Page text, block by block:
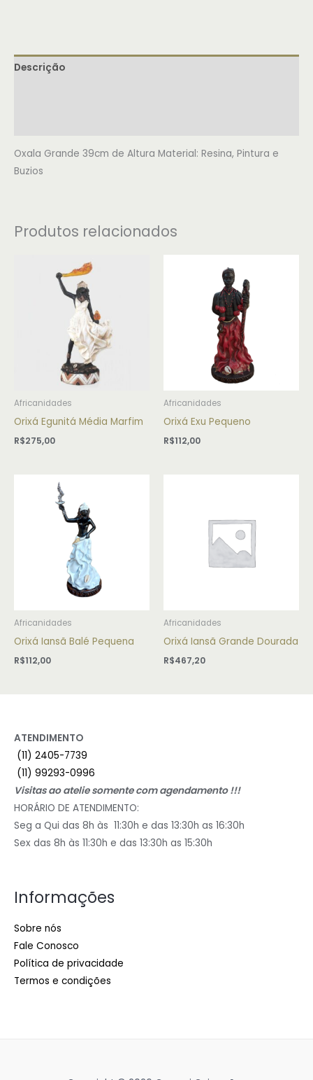
Descrição
Oxala Grande 39cm de Altura Material: Resina, Pintura e
Buzios
Produtos relacionados
Africanidades
Orixá Egunitá Média Marfim
R$275,00
Africanidades
Orixá Exu Pequeno
R$112,00
Africanidades
Orixá Iansã Balé Pequena
R$112,00
Africanidades
Orixá Iansã Grande Dourada
R$467,20
ATENDIMENTO
(11) 2405-7739
(11) 99293-0996
Visitas ao atelie somente com agendamento !!!
HORÁRIO DE ATENDIMENTO:
Seg a Qui das 8h às 11:30h e das 13:30h as 16:30h
Sex das 8h às 11:30h e das 13:30h as 15:30h
Informações
Sobre nós
Fale Conosco
Política de privacidade
Termos e condições